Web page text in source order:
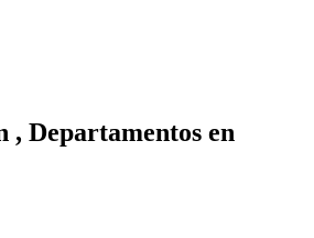
, Departamentos en